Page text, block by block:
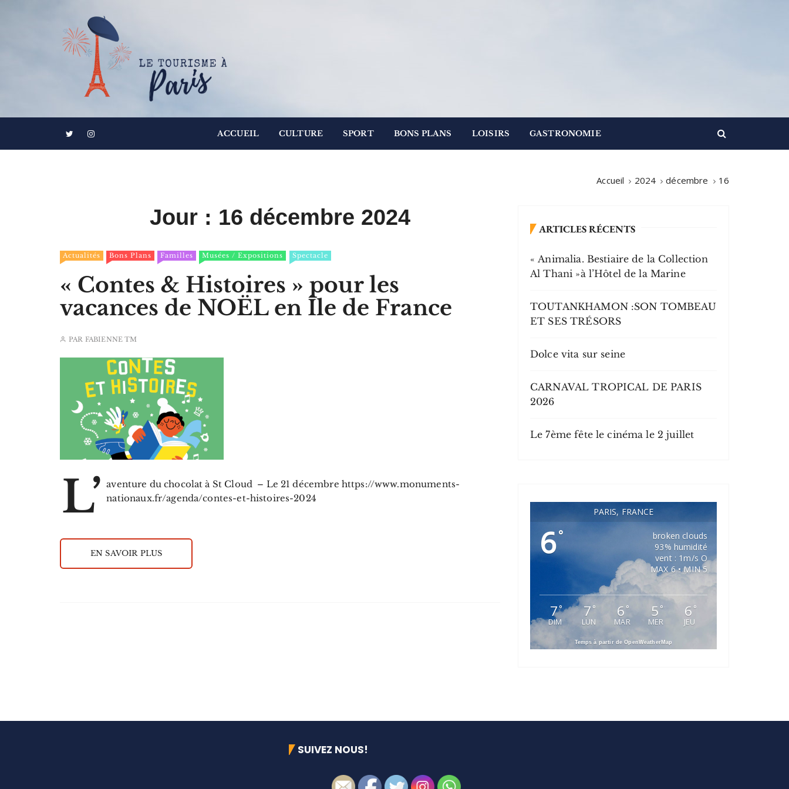
e
Le Tourisme à Paris
Informations touristiques, visites, excursions.
ACCUEIL CULTURE SPORT BONS PLANS LOISIRS GASTRONOMIE
Accueil 2024 décembre 16
Jour : 16 décembre 2024
Actualités Bons Plans Familles Musées / Expositions Spectacle
« Contes & Histoires » pour les
vacances de NOËL en Île de France
PAR FABIENNE TM
L’ aventure du chocolat à St Cloud – Le 21 décembre https://www.monuments-
nationaux.fr/agenda/contes-et-histoires-2024
EN SAVOIR PLUS
ARTICLES RÉCENTS
« Animalia. Bestiaire de la Collection
Al Thani »à l’Hôtel de la Marine
TOUTANKHAMON :SON TOMBEAU
ET SES TRÉSORS
Dolce vita sur seine
CARNAVAL TROPICAL DE PARIS
2026
Le 7ème fête le cinéma le 2 juillet
PARIS, FRANCE
6°
broken clouds
93% humidité
vent : 1m/s O
MAX 6 • MIN 5
7°
DIM
7°
LUN
6 °
MAR
5 °
MER
6 °
JEU
Temps à partir de OpenWeatherMap
SUIVEZ NOUS!